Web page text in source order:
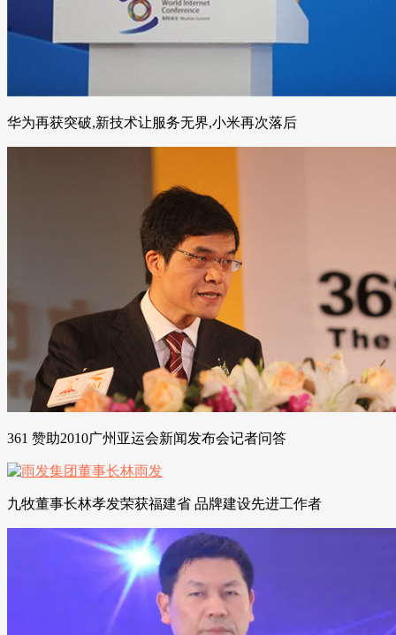
华为再获突破,新技术让服务无界,小米再次落后
361 赞助2010广州亚运会新闻发布会记者问答
九牧董事长林孝发荣获福建省 品牌建设先进工作者